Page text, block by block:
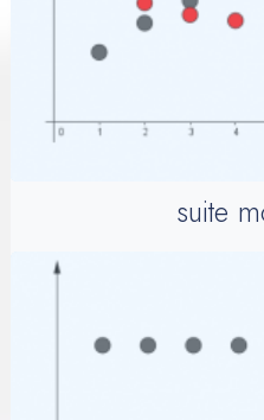
suite